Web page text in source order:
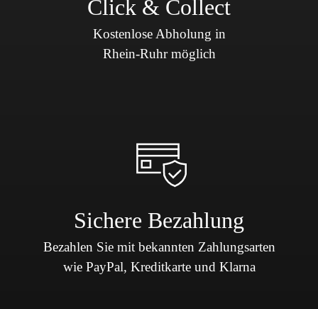
Click & Collect
Kostenlose Abholung in
Rhein-Ruhr möglich
Sichere Bezahlung
Bezahlen Sie mit bekannten Zahlungsarten
wie PayPal, Kreditkarte und Klarna